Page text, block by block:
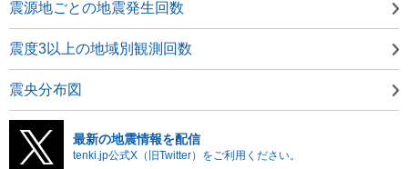
震源地ごとの地震発生回数
震度3以上の地域別観測回数
震央分布図
最新の地震情報を配信
tenki.jp公式X（旧Twitter）をご利用ください。